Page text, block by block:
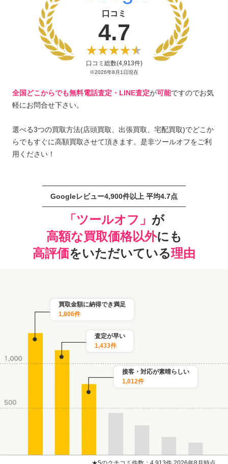
口コミ
4.7
口コミ総数(4,913件)
※2026年8月1日現在
全国どこからでも無料電話査定・LINE査定が可能ですのでお気
軽にお問合せ下さい。
選べる3つの買取方法(店頭買取、出張買取、宅配買取)でどこか
らでもすぐに高額買取させて頂きます。是非ツールオフをご利
用ください！
Googleレビュー4,900件以上 平均4.7点
「ツールオフ」 が
高額な買取価格以外にも
高評価をいただいている理由
買取金額に納得でき満足
1,806件
査定が早い
1,433件
接客・対応が素晴らしい
1,012件